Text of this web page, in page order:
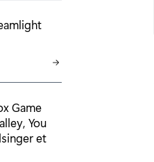
Game
You
et